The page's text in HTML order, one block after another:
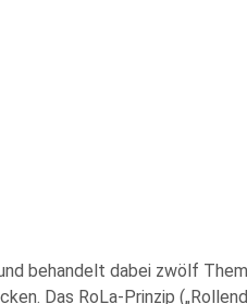
behandelt dabei zwölf
Das RoLa-Prinzip